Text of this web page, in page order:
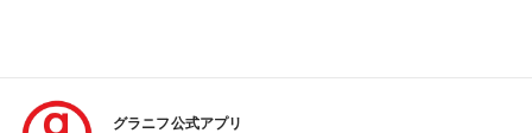
グラニフ公式アプリ